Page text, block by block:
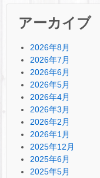
アーカイブ
2026年8月
2026年7月
2026年6月
2026年5月
2026年4月
2026年3月
2026年2月
2026年1月
2025年12月
2025年6月
2025年5月